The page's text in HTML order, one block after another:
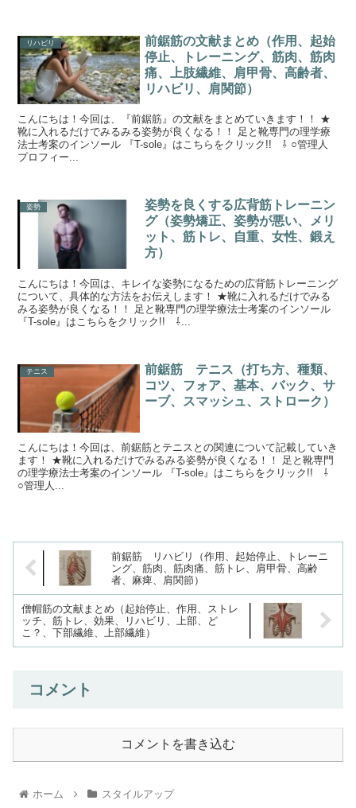
リハビリ
前鋸筋の文献まとめ（作用、起始
停止、トレーニング、筋肉、筋肉
痛、上肢繊維、肩甲骨、高齢者、
リハビリ、肩関節）
こんにちは！今回は、『前鋸筋』の文献をまとめていきます！！ ★
靴に入れるだけでみるみる姿勢が良くなる！！ 足と靴専門の理学療
法士考案のインソール 『T-sole』はこちらをクリック!! ⇩ ○管理人
プロフィー...
姿勢
姿勢を良くする広背筋トレーニン
グ（姿勢矯正、姿勢が悪い、メリ
ット、筋トレ、自重、女性、鍛え
方）
こんにちは！今回は、キレイな姿勢になるための広背筋トレーニング
について、具体的な方法をお伝えします！ ★靴に入れるだけでみる
みる姿勢が良くなる！！ 足と靴専門の理学療法士考案のインソール
『T-sole』はこちらをクリック!! ⇩...
テニス
前鋸筋 テニス（打ち方、種類、
コツ、フォア、基本、バック、サ
ーブ、スマッシュ、ストローク）
こんにちは！今回は、前鋸筋とテニスとの関連について記載していき
ます！ ★靴に入れるだけでみるみる姿勢が良くなる！！ 足と靴専門
の理学療法士考案のインソール 『T-sole』はこちらをクリック!! ⇩
○管理人...
前鋸筋 リハビリ（作用、起始停止、トレーニ
ング、筋肉、筋肉痛、筋トレ、肩甲骨、高齢
者、麻痺、肩関節）
僧帽筋の文献まとめ（起始停止、作用、ストレ
ッチ、筋トレ、効果、リハビリ、上部、ど
こ？、下部繊維、上部繊維）
コメント
コメントを書き込む
ホーム スタイルアップ